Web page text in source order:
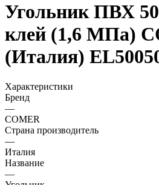
Угольник ПВХ
клей (1,6 МПа)
(Италия)
Характеристики
Бренд
—
COMER
Страна производитель
—
Италия
Название
—